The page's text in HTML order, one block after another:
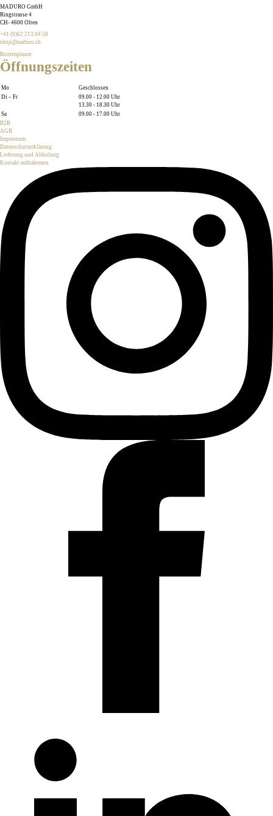
MADURO GmbH
Ringstrasse 4
CH- 4600 Olten
+41 (0)62 213 04 50
shop@maduro.ch
Routenplaner
Öffnungszeiten
Mo
Geschlossen
Di – Fr
09.00 - 12.00 Uhr
13.30 - 18.30 Uhr
Sa
09.00 - 17.00 Uhr
B2B
AGB
Impressum
Datenschutzerklärung
Lieferung und Abholung
Kontakt aufnahemen